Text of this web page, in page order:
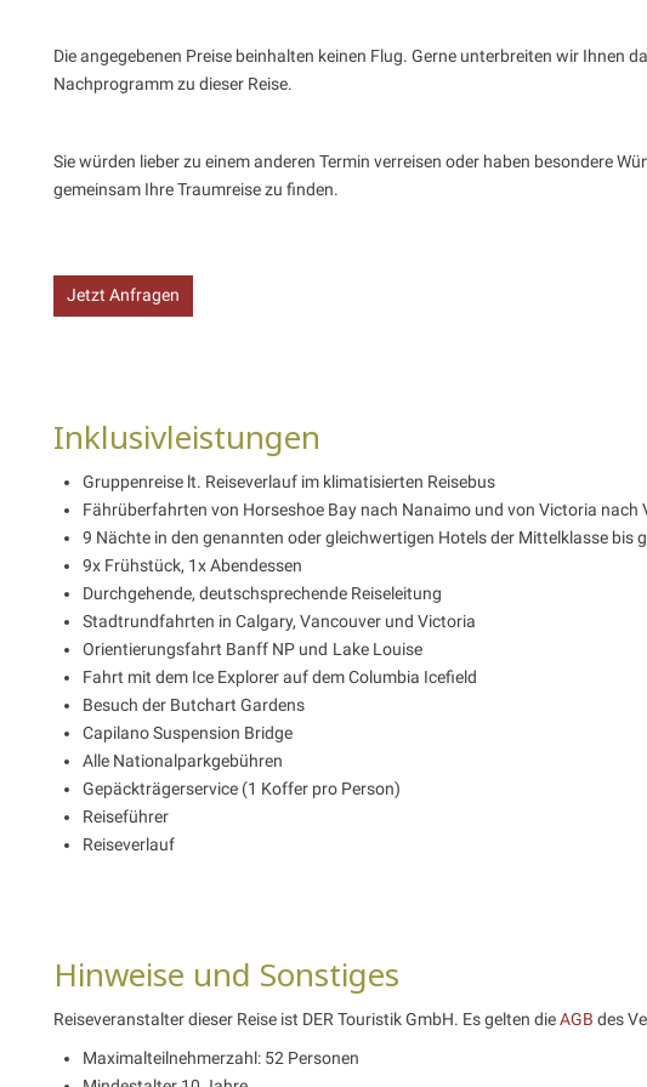
Die angegebenen Preise beinhalten keinen Flug. Gerne unterbreiten wir Ihnen
Nachprogramm zu dieser Reise.
Sie würden lieber zu einem anderen Termin verreisen oder haben besondere
gemeinsam Ihre Traumreise zu finden.
Jetzt Anfragen
Inklusivleistungen
Gruppenreise lt. Reiseverlauf im klimatisierten Reisebus
Fährüberfahrten von Horseshoe Bay nach Nanaimo und von Victoria nach
9 Nächte in den genannten oder gleichwertigen Hotels der Mittelklasse bis
9x Frühstück, 1x Abendessen
Durchgehende, deutschsprechende Reiseleitung
Stadtrundfahrten in Calgary, Vancouver und Victoria
Orientierungsfahrt Banff NP und Lake Louise
Fahrt mit dem Ice Explorer auf dem Columbia Icefield
Besuch der Butchart Gardens
Capilano Suspension Bridge
Alle Nationalparkgebühren
Gepäckträgerservice (1 Koffer pro Person)
Reiseführer
Reiseverlauf
Hinweise und Sonstiges
Reiseveranstalter dieser Reise ist DER Touristik GmbH. Es gelten dieAGB des
Maximalteilnehmerzahl: 52 Personen